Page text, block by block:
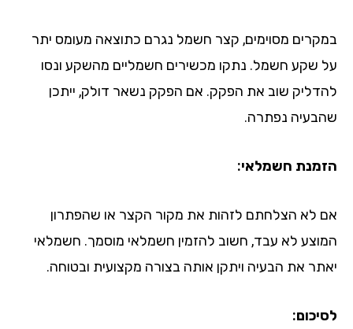
מסוימים, קצר חשמל נגרם כתוצאה מעומס יתר
שקע חשמל. נתקו מכשירים חשמליים מהשקע ונסו
שוב את הפקק. אם הפקק נשאר דולק, ייתכן
נפתרה.
חשמלאי:
לא הצלחתם לזהות את מקור הקצר או שהפתרון
לא עבד, חשוב להזמין חשמלאי מוסמך. חשמלאי
את הבעיה ויתקן אותה בצורה מקצועית ובטוחה.